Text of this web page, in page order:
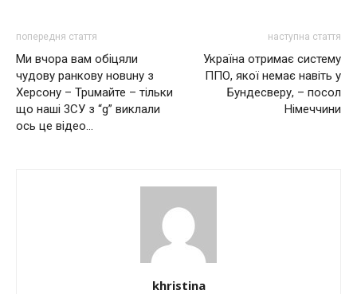
попередня стаття
Ми вчора вам обіцяли
чудову ранкову новuну з
Херсону – Трuмайте – тільки
що наші 3СУ з “g” виклали
ось це відео…
наступна стаття
Україна отримає систему
ППО, якої немає навіть у
Бундесверу, – посол
Німеччини
khristina